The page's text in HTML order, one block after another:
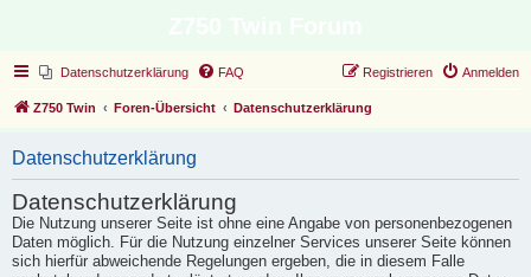
Datenschutzerklärung FAQ Anmelden
Registrieren
Z750 Twin Foren-Übersicht Datenschutzerklärung
Datenschutzerklärung
Datenschutzerklärung
Die Nutzung unserer Seite ist ohne eine Angabe von personenbezogenen
Daten möglich. Für die Nutzung einzelner Services unserer Seite können
sich hierfür abweichende Regelungen ergeben, die in diesem Falle